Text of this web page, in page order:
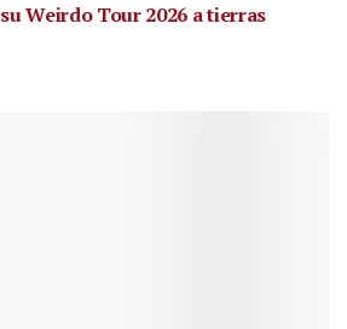
Weirdo Tour 2026 a tierras